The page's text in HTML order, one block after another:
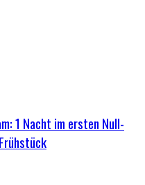
1 Nacht im ersten Null-